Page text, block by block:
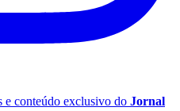
e conteúdo exclusivo do Jornal